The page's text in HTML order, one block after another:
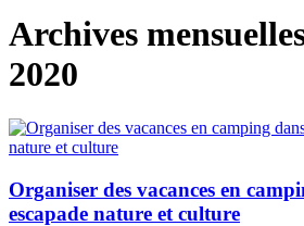
Archives
2020
Organiser des vacances en
escapade nature et culture